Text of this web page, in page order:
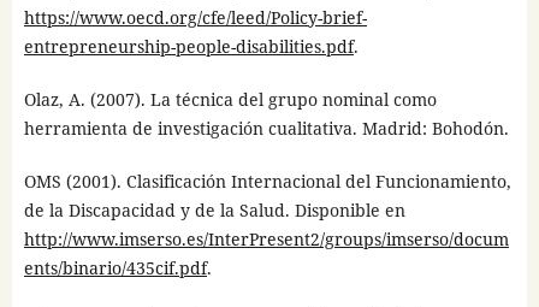
https://www.oecd.org/cfe/leed/Policy-brief-
entrepreneurship-people-disabilities.pdf.
Olaz, A. (2007). La técnica del grupo nominal como
herramienta de investigación cualitativa. Madrid: Bohodón.
OMS (2001). Clasificación Internacional del Funcionamiento,
de la Discapacidad y de la Salud. Disponible en
http://www.imserso.es/InterPresent2/groups/imserso/docum
ents/binario/435cif.pdf.